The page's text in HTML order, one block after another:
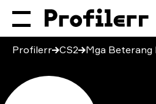
Profilerr CS2 Mga Beterang